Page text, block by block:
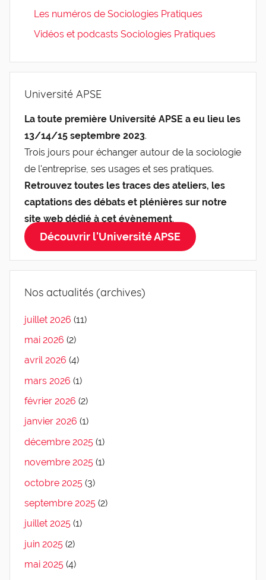
Les numéros de Sociologies Pratiques
Vidéos et podcasts Sociologies Pratiques
Université APSE
La toute première Université APSE a eu lieu les
13/14/15 septembre 2023.
Trois jours pour échanger autour de la sociologie
de l'entreprise, ses usages et ses pratiques.
Retrouvez toutes les traces des ateliers, les
captations des débats et plénières sur notre
site web dédié à cet évènement.
Découvrir l'Université APSE
Nos actualités (archives)
juillet 2026 (11)
mai 2026 (2)
avril 2026 (4)
mars 2026 (1)
février 2026 (2)
janvier 2026 (1)
décembre 2025 (1)
novembre 2025 (1)
octobre 2025 (3)
septembre 2025 (2)
juillet 2025 (1)
juin 2025 (2)
mai 2025 (4)